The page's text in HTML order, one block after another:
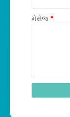
મેસેજ *